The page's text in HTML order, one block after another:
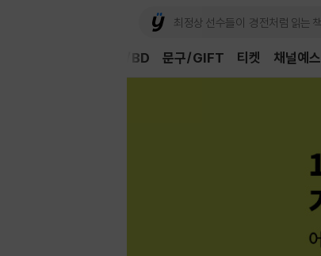
채널예스
DVD/BD 문구/GIFT 티켓